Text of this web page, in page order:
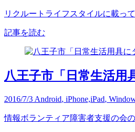
リクルートライフスタイルに載っ
記事を読む
八王子市「日常生活用
2016/7/3 Android, iPhone,iPad,
情報ボランティア障害者支援の会